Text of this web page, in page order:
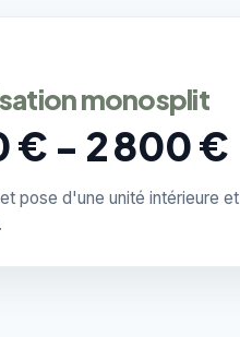
monosplit
€ - 2 800 €
pose d'une unité intérieure et